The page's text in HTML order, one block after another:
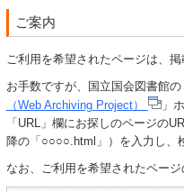
ご案内
ご利用を希望されたページは、掲
お手数ですが、国立国会図書館の
（Web Archiving Project）
」
「URL」欄にお探しのページの
降の「○○○○.html」）を入力し、
なお、ご利用を希望されたページ